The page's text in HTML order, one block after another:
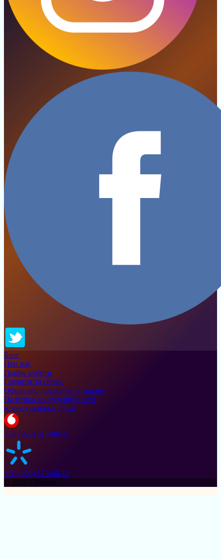
Блог
Про нас
Графік роботи
Гарантія та сервіс
Обмін або повернення товару
Політика конфіденційності
Користувацька угода
+38 (095) 513-00-11
+38 (093) 513-00-11
© 2025 Cylinder